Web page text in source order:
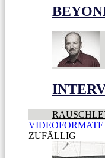
VIDEOFORMATE
ZUFÄLLIG